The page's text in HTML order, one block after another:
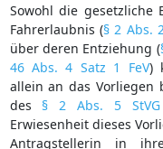
Sowohl die
Fahrerlaubnis (§ 2 Abs.
über deren Entziehung (
46 Abs. 4 Satz 1 FeV)
allein an das Vorliegen
des § 2 Abs. 5 StVG
Erwiesenheit dieses
Antragstellerin in